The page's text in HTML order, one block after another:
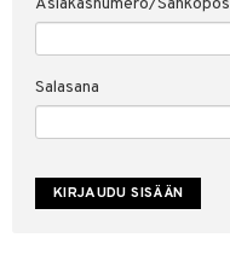
Lelut, Lapsi & Vauva
Tuotemerkkejä
Asiakasnumero/
Salasana
& vastauksia
myyntiehdot
suojaus